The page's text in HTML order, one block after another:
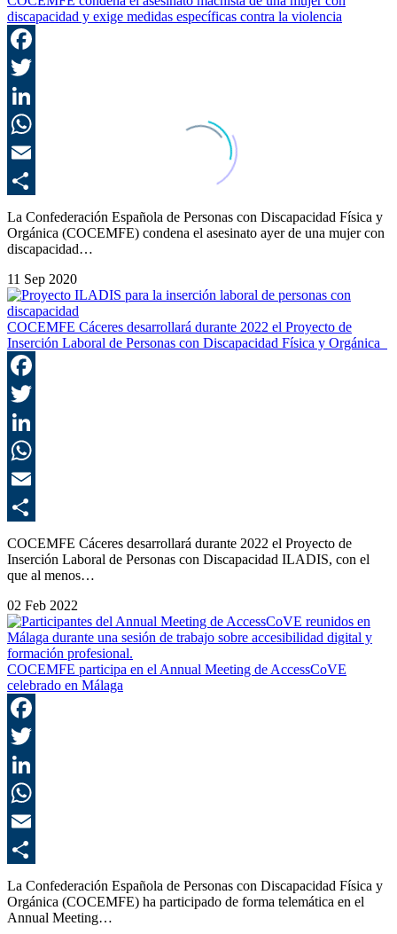
discapacidad y exige medidas específicas contra la violencia
La Confederación Española de Personas con Discapacidad Física y
Orgánica (COCEMFE) condena el asesinato ayer de una mujer con
discapacidad…
11 Sep 2020
COCEMFE Cáceres desarrollará durante 2022 el Proyecto de
Inserción Laboral de Personas con Discapacidad Física y Orgánica
COCEMFE Cáceres desarrollará durante 2022 el Proyecto de
Inserción Laboral de Personas con Discapacidad ILADIS, con el
que al menos…
02 Feb 2022
COCEMFE participa en el Annual Meeting de AccessCoVE
celebrado en Málaga
La Confederación Española de Personas con Discapacidad Física y
Orgánica (COCEMFE) ha participado de forma telemática en el
Annual Meeting…